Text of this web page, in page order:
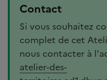
Contact
Si vous souhaitez
complet de cet
nous contacter à
atelier-des-